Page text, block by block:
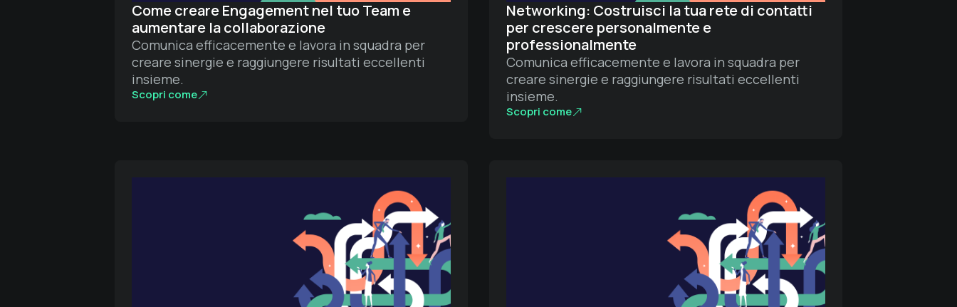
Come creare Engagement nel tuo Team e
aumentare la collaborazione
Comunica efficacemente e lavora in squadra per
creare sinergie e raggiungere risultati eccellenti
insieme.
Scopri come
Networking: Costruisci la tua rete di contatti
per crescere personalmente e
professionalmente
Comunica efficacemente e lavora in squadra per
creare sinergie e raggiungere risultati eccellenti
insieme.
Scopri come